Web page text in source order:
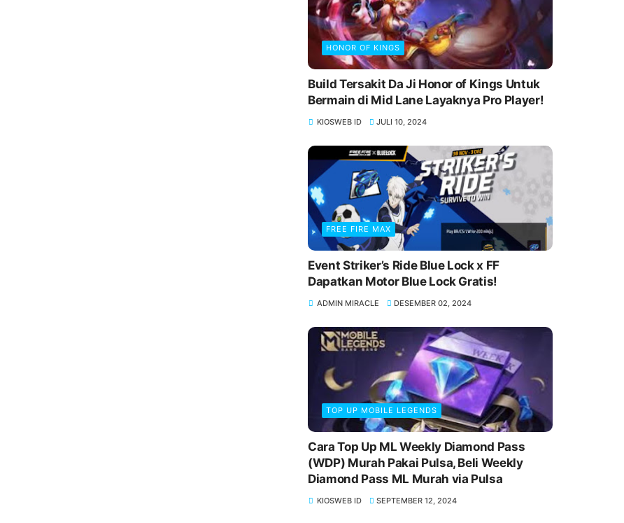
HONOR OF KINGS
Build Tersakit Da Ji Honor of Kings Untuk
Bermain di Mid Lane Layaknya Pro Player!
KIOSWEB ID JULI 10, 2024
FREE FIRE MAX
Event Striker’s Ride Blue Lock x FF
Dapatkan Motor Blue Lock Gratis!
ADMIN MIRACLE DESEMBER 02, 2024
TOP UP MOBILE LEGENDS
Cara Top Up ML Weekly Diamond Pass
(WDP) Murah Pakai Pulsa, Beli Weekly
Diamond Pass ML Murah via Pulsa
KIOSWEB ID SEPTEMBER 12, 2024